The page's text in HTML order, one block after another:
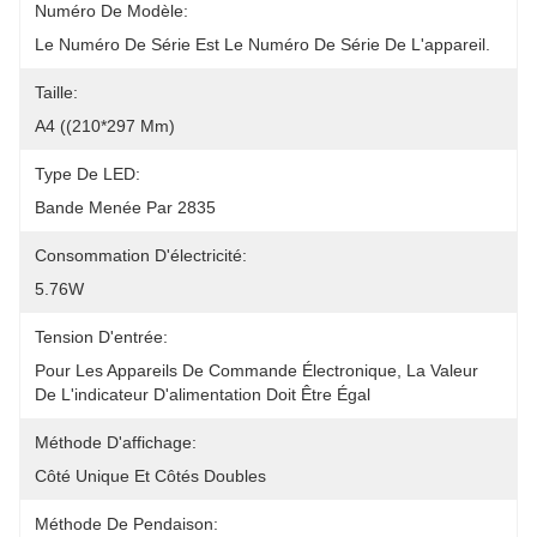
Numéro De Modèle:
Le Numéro De Série Est Le Numéro De Série De L'appareil.
Taille:
A4 ((210*297 Mm)
Type De LED:
Bande Menée Par 2835
Consommation D'électricité:
5.76W
Tension D'entrée:
Pour Les Appareils De Commande Électronique, La Valeur
De L'indicateur D'alimentation Doit Être Égal
Méthode D'affichage:
Côté Unique Et Côtés Doubles
Méthode De Pendaison: